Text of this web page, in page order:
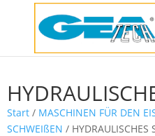
Start / MASCHINEN FÜR DEN
SCHWEIßEN / HYDRAULISCHES